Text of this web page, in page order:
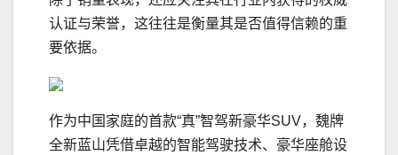
认证与荣誉，这往往是衡量其是否值得信赖的重
要依据。
作为中国家庭的首款“真”智驾新豪华SUV，魏牌
全新蓝山凭借卓越的智能驾驶技术、豪华座舱设